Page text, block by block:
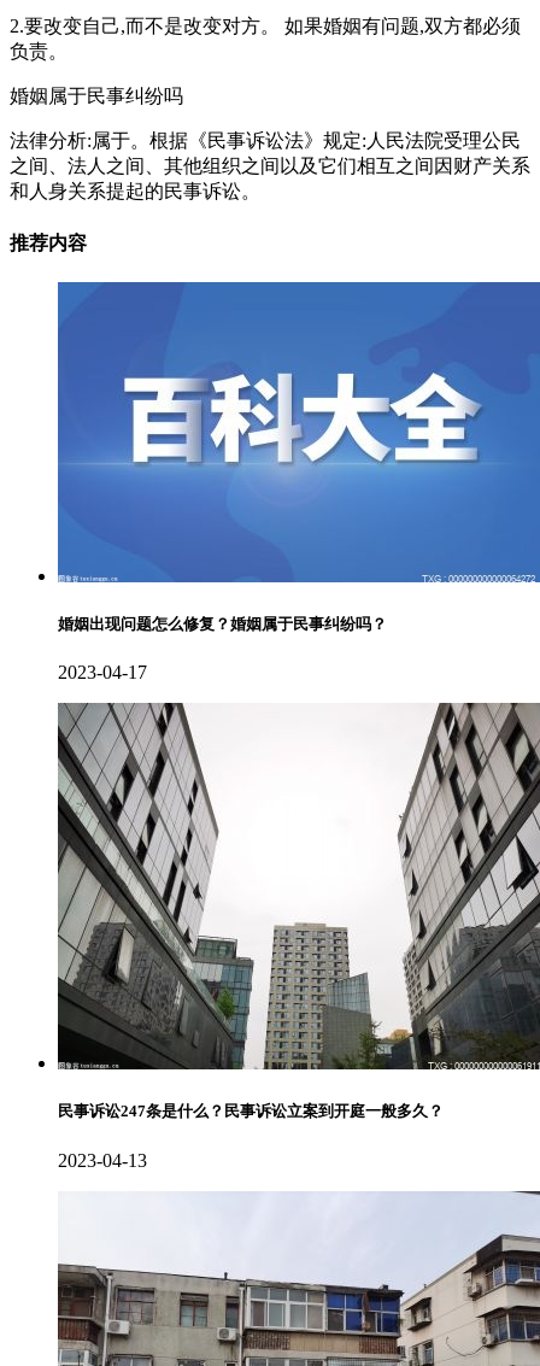
2.要改变自己,而不是改变对方。 如果婚姻有问题,双方都必须
负责。
婚姻属于民事纠纷吗
法律分析:属于。根据《民事诉讼法》规定:人民法院受理公民
之间、法人之间、其他组织之间以及它们相互之间因财产关系
和人身关系提起的民事诉讼。
推荐内容
婚姻出现问题怎么修复？婚姻属于民事纠纷吗？
2023-04-17
民事诉讼247条是什么？民事诉讼立案到开庭一般多久？
2023-04-13